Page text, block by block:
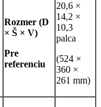
Rozmer (D
× Š × V)
Pre
referenciu
20,6 ×
14,2 ×
10,3
palca
(524 ×
360 ×
261 mm)